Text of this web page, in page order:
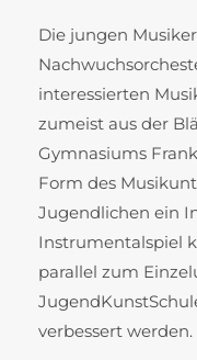
Die jungen
interessierten
zumeist aus der
Gymnasiums
Form des
Jugendlichen ein
Instrumentalspiel
parallel zum
verbessert werden.